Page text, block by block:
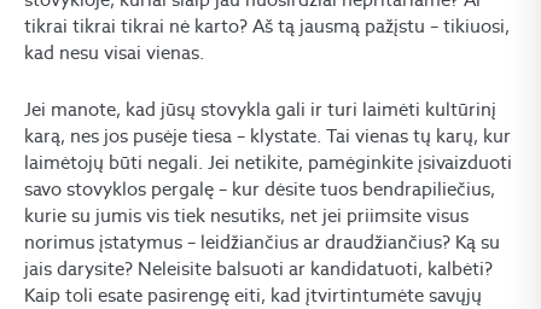
tikrai tikrai tikrai nė karto? Aš tą jausmą pažįstu – tikiuosi,
kad nesu visai vienas.
Jei manote, kad jūsų stovykla gali ir turi laimėti kultūrinį
karą, nes jos pusėje tiesa – klystate. Tai vienas tų karų, kur
laimėtojų būti negali. Jei netikite, pamėginkite įsivaizduoti
savo stovyklos pergalę – kur dėsite tuos bendrapiliečius,
kurie su jumis vis tiek nesutiks, net jei priimsite visus
norimus įstatymus – leidžiančius ar draudžiančius? Ką su
jais darysite? Neleisite balsuoti ar kandidatuoti, kalbėti?
Kaip toli esate pasirengę eiti, kad įtvirtintumėte savųjų